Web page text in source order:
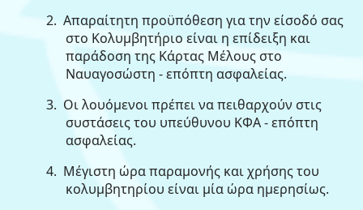
2. Απαραίτητη προϋπόθεση για την είσοδό σας
στο Κολυμβητήριο είναι η επίδειξη και
παράδοση της Κάρτας Μέλους στο
Ναυαγοσώστη - επόπτη ασφαλείας.
3. Οι λουόμενοι πρέπει να πειθαρχούν στις
συστάσεις του υπεύθυνου ΚΦΑ - επόπτη
ασφαλείας.
4. Μέγιστη ώρα παραμονής και χρήσης του
κολυμβητηρίου είναι μία ώρα ημερησίως.